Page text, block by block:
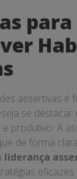
para
assertivas é
se destacar
produtivo. A
de forma
liderança